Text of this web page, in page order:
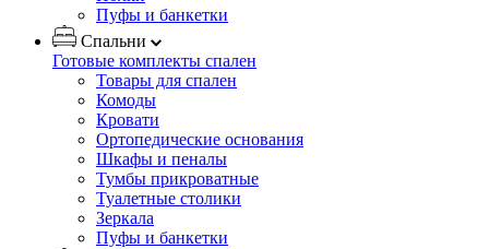
Пуфы и банкетки
Спальни
Готовые комплекты спален
Товары для спален
Комоды
Кровати
Ортопедические основания
Шкафы и пеналы
Тумбы прикроватные
Туалетные столики
Зеркала
Пуфы и банкетки